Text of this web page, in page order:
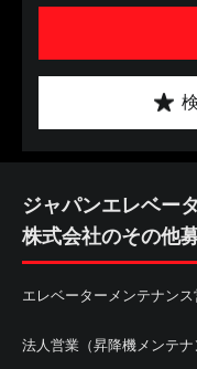
ジャパンエレベー
株式会社のその他
エレベーターメンテナンス
法人営業（昇降機メンテ